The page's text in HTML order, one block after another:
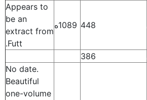
448 1089ه
Appears to
be an
extract from
Futt.
386
No date.
Beautiful
one-volume